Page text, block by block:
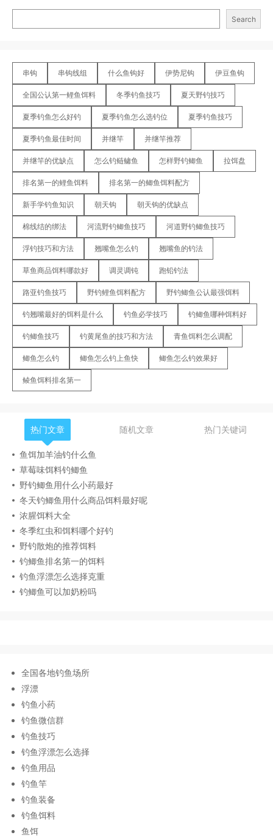
Search
串钩 串钩线组 什么鱼钩好 伊势尼钩 伊豆鱼钩
全国公认第一鲤鱼饵料 冬季钓鱼技巧 夏天野钓技巧
夏季钓鱼怎么好钓 夏季钓鱼怎么选钓位 夏季钓鱼技巧
夏季钓鱼最佳时间 并继竿 并继竿推荐
并继竿的优缺点 怎么钓鲢鳙鱼 怎样野钓鲫鱼 拉饵盘
排名第一的鲤鱼饵料 排名第一的鲫鱼饵料配方
新手学钓鱼知识 朝天钩 朝天钩的优缺点
棉线结的绑法 河流野钓鲫鱼技巧 河道野钓鲫鱼技巧
浮钓技巧和方法 翘嘴鱼怎么钓 翘嘴鱼的钓法
草鱼商品饵料哪款好 调灵调钝 跑铅钓法
路亚钓鱼技巧 野钓鲤鱼饵料配方 野钓鲫鱼公认最强饵料
钓翘嘴最好的饵料是什么 钓鱼必学技巧 钓鲫鱼哪种饵料好
钓鲫鱼技巧 钓黄尾鱼的技巧和方法 青鱼饵料怎么调配
鲫鱼怎么钓 鲫鱼怎么钓上鱼快 鲫鱼怎么钓效果好
鲮鱼饵料排名第一
热门文章 随机文章 热门关键词
鱼饵加羊油钓什么鱼
草莓味饵料钓鲫鱼
野钓鲫鱼用什么小药最好
冬天钓鲫鱼用什么商品饵料最好呢
浓腥饵料大全
冬季红虫和饵料哪个好钓
野钓散炮的推荐饵料
钓鲫鱼排名第一的饵料
钓鱼浮漂怎么选择克重
钓鲫鱼可以加奶粉吗
全国各地钓鱼场所
浮漂
钓鱼小药
钓鱼微信群
钓鱼技巧
钓鱼浮漂怎么选择
钓鱼用品
钓鱼竿
钓鱼装备
钓鱼饵料
鱼饵